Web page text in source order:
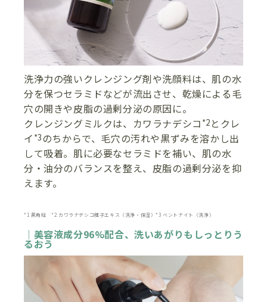
洗浄力の強いクレンジング剤や洗顔料は、肌の水
分を保つセラミドなどが流出させ、乾燥による毛
穴の開きや皮脂の過剰分泌の原因に。
クレンジングミルクは、カワラナデシコ *2 とクレ
イ *3 のちからで、毛穴の汚れや黒ずみを溶かし出
して吸着。肌に必要なセラミドを補い、肌の水
分・油分のバランスを整え、皮脂の過剰分泌を抑
えます。
*1 黒角栓 *2 カワラナデシコ種子エキス（洗浄・保湿）*3 ベントナイト（洗浄）
｜美容液成分96%配合、洗いあがりもしっとりう
るおう